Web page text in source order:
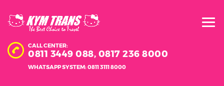
CALL CENTER:
0811 3449 088, 0817 236 8000
WHATSAPP SYSTEM: 0811 3111 8000